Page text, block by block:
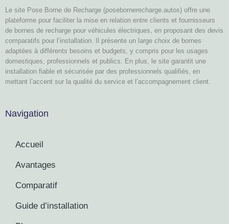
Le site Pose Borne de Recharge (posebornerecharge.autos) offre une
plateforme pour faciliter la mise en relation entre clients et fournisseurs
de bornes de recharge pour véhicules électriques, en proposant des devis
comparatifs pour l’installation. Il présente un large choix de bornes
adaptées à différents besoins et budgets, y compris pour les usages
domestiques, professionnels et publics. En plus, le site garantit une
installation fiable et sécurisée par des professionnels qualifiés, en
mettant l’accent sur la qualité du service et l’accompagnement client.
Navigation
Accueil
Avantages
Comparatif
Guide d’installation